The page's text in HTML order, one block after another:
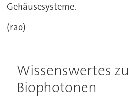
Gehäusesysteme.
(rao)
Wissenswertes zu
Biophotonen